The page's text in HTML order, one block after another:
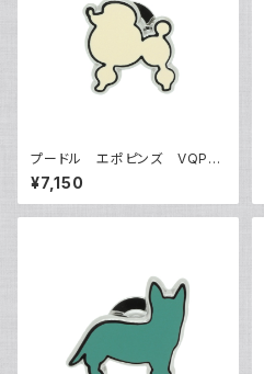
プードル エポピンズ VQP-0
501
¥7,150